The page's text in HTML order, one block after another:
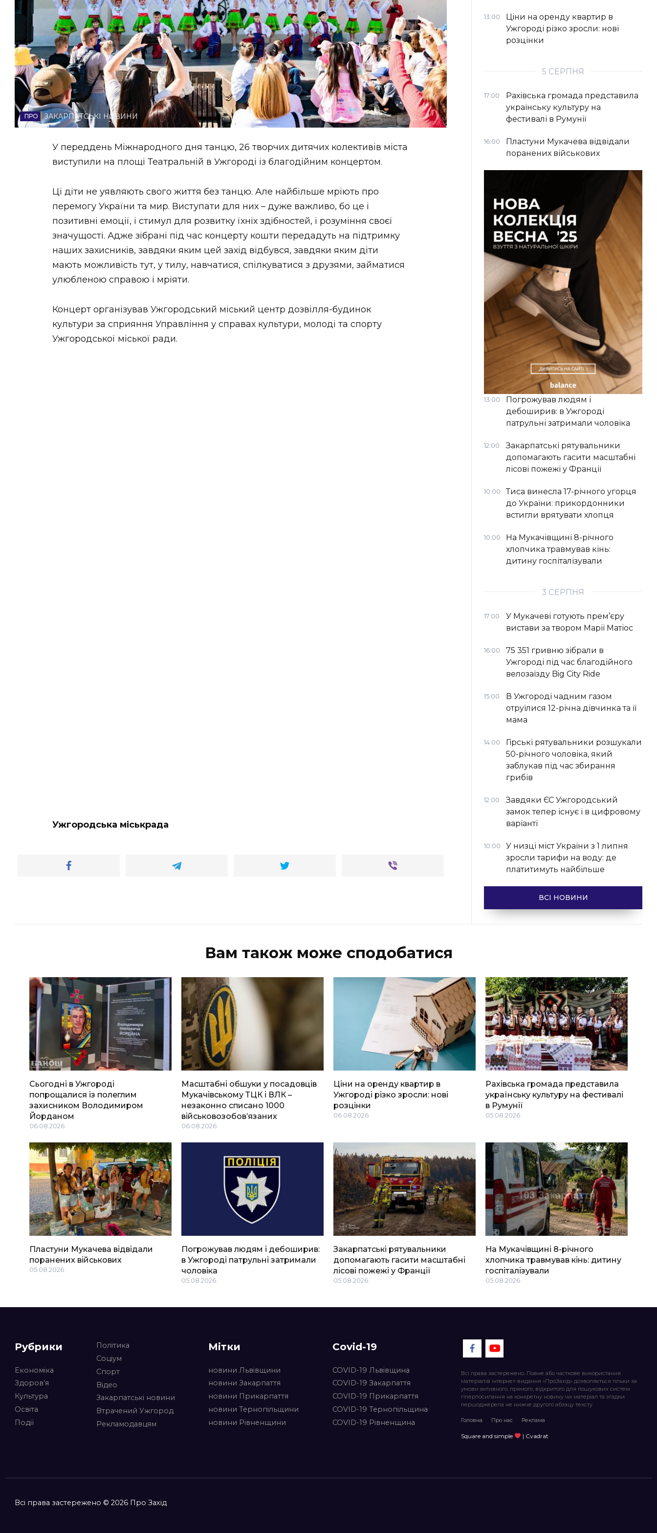
НОВИНИ ЗАХІДНОЇ УКРАЇНИ
ФОТО
ВІДЕОЗАКАРПАТСЬКІ НОВИНИ
У переддень Міжнародного дня танцю, 26 творчих дитячих колективів міста
виступили на площі Театральній в Ужгороді із благодійним концертом.
Ці діти не уявляють свого життя без танцю. Але найбільше мріють про
перемогу України та мир. Виступати для них – дуже важливо, бо це і
позитивні емоції, і стимул для розвитку їхніх здібностей, і розуміння своєї
значущості. Адже зібрані під час концерту кошти передадуть на підтримку
наших захисників, завдяки яким цей захід відбувся, завдяки яким діти
мають можливість тут, у тилу, навчатися, спілкуватися з друзями, займатися
улюбленою справою і мріяти.
Концерт організував Ужгородський міський центр дозвілля-будинок
культури за сприяння Управління у справах культури, молоді та спорту
Ужгородської міської ради.
Ужгородська міськрада
13:00
Ціни на оренду квартир в
Ужгороді різко зросли: нові
розцінки
5 СЕРПНЯ
17:00
Рахівська громада представила
українську культуру на
фестивалі в Румунії
16:00
Пластуни Мукачева відвідали
поранених військових
13:00
Погрожував людям і
дебоширив: в Ужгороді
патрульні затримали чоловіка
12:00
Закарпатські рятувальники
допомагають гасити масштабні
лісові пожежі у Франції
10:00
Тиса винесла 17-річного угорця
до України: прикордонники
встигли врятувати хлопця
10:00
На Мукачівщині 8-річного
хлопчика травмував кінь:
дитину госпіталізували
3 СЕРПНЯ
17:00
У Мукачеві готують прем’єру
вистави за твором Марії Матіос
16:00
75 351 гривню зібрали в
Ужгороді під час благодійного
велозаїзду Big Сity Ride
15:00
В Ужгороді чадним газом
отруїлися 12-річна дівчинка та її
мама
14:00
Гірські рятувальники розшукали
50-річного чоловіка, який
заблукав під час збирання
грибів
12:00
Завдяки ЄС Ужгородський
замок тепер існує і в цифровому
варіанті
10:00
У низці міст України з 1 липня
зросли тарифи на воду: де
платитимуть найбільше
ВСІ НОВИНИ
Вам також може сподобатися
Сьогодні в Ужгороді
попрощалися із полеглим
захисником Володимиром
Йорданом
06.08.2026
Масштабні обшуки у посадовців
Мукачівському ТЦК і ВЛК –
незаконно списано 1000
військовозобов’язаних
06.08.2026
Ціни на оренду квартир в
Ужгороді різко зросли: нові
розцінки
06.08.2026
Рахівська громада представила
українську культуру на фестивалі
в Румунії
05.08.2026
Пластуни Мукачева відвідали
поранених військових
05.08.2026
Погрожував людям і дебоширив:
в Ужгороді патрульні затримали
чоловіка
05.08.2026
Закарпатські рятувальники
допомагають гасити масштабні
лісові пожежі у Франції
05.08.2026
На Мукачівщині 8-річного
хлопчика травмував кінь: дитину
госпіталізували
05.08.2026
Рубрики
Економіка
Здоров’я
Культура
Освіта
Події
Політика
Соціум
Спорт
Відео
Закарпатські новини
Втрачений Ужгород
Рекламодавцям
Мітки
новини Львівщини
новини Закарпаття
новини Прикарпаття
новини Тернопільщини
новини Рівненщини
Covid-19
COVID-19 Львівщина
COVID-19 Закарпаття
COVID-19 Прикарпаття
COVID-19 Тернопільщина
COVID-19 Рівненщина
Всі права застережено. Повне або часткове використання
матеріалів інтернет-видання «ПроЗахід» дозволяється тільки за
умови активного, прямого, відкритого для пошукових систем
гіперпосилання на конкретну новину чи матеріал та згадки
першоджерела не нижче другого абзацу тексту.
Головна Про нас Реклама
Square and simple | Cvadrat
Всі права застережено © 2026 Про Захід